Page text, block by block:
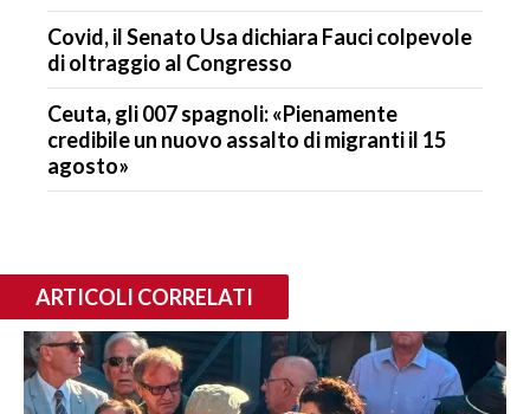
Covid, il Senato Usa dichiara Fauci colpevole
di oltraggio al Congresso
Ceuta, gli 007 spagnoli: «Pienamente
credibile un nuovo assalto di migranti il 15
agosto»
ARTICOLI CORRELATI